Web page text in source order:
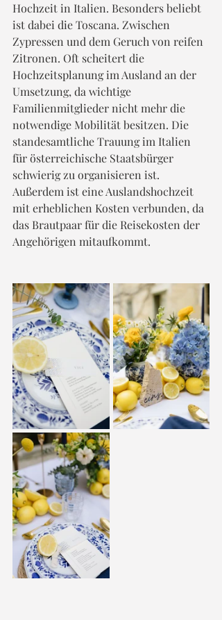
Hochzeit in Italien. Besonders beliebt
ist dabei die Toscana. Zwischen
Zypressen und dem Geruch von reifen
Zitronen. Oft scheitert die
Hochzeitsplanung im Ausland an der
Umsetzung, da wichtige
Familienmitglieder nicht mehr die
notwendige Mobilität besitzen. Die
standesamtliche Trauung im Italien
für österreichische Staatsbürger
schwierig zu organisieren ist.
Außerdem ist eine Auslandshochzeit
mit erheblichen Kosten verbunden, da
das Brautpaar für die Reisekosten der
Angehörigen mitaufkommt.